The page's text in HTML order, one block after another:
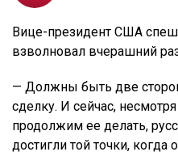
Вице-президент США
взволновал вчерашний
— Должны быть две
сделку. И сейчас,
продолжим ее делать,
достигли той точки, когда